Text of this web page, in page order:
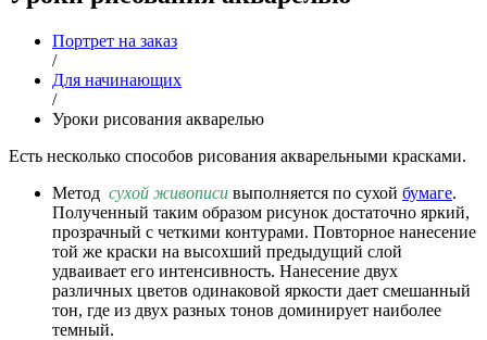
Портрет на заказ
/
Для начинающих
/
Уроки рисования акварелью
Есть несколько способов рисования акварельными красками.
Метод сухой живописи выполняется по сухой бумаге.
Полученный таким образом рисунок достаточно яркий,
прозрачный с четкими контурами. Повторное нанесение
той же краски на высохший предыдущий слой
удваивает его интенсивность. Нанесение двух
различных цветов одинаковой яркости дает смешанный
тон, где из двух разных тонов доминирует наиболее
темный.